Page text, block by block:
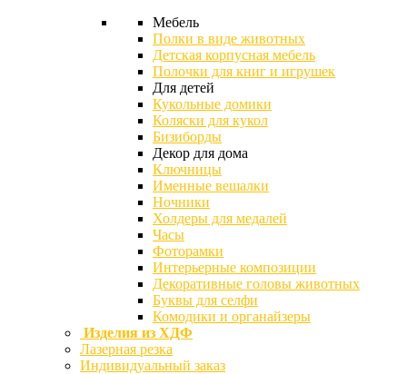
Мебель
Полки в виде животных
Детская корпусная мебель
Полочки для книг и игрушек
Для детей
Кукольные домики
Коляски для кукол
Бизиборды
Декор для дома
Ключницы
Именные вешалки
Ночники
Холдеры для медалей
Часы
Фоторамки
Интерьерные композиции
Декоративные головы животных
Буквы для селфи
Комодики и органайзеры
Изделия из ХДФ
Лазерная резка
Индивидуальный заказ